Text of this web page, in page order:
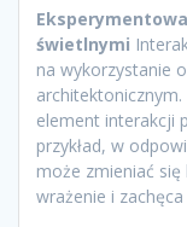
świetlnymi
na wykorzystanie
element interakcji
przykład, w
może zmieniać się
wrażenie i